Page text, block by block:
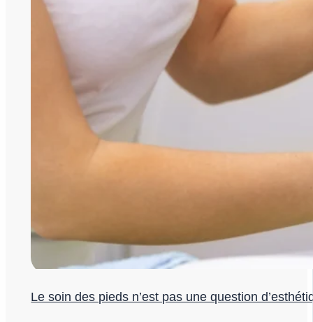
Le soin des pieds n’est pas une question